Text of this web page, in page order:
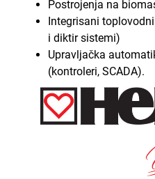
Postrojenja na
Integrisani
i diktir sistemi)
Upravljačka
(kontroleri, SCADA).